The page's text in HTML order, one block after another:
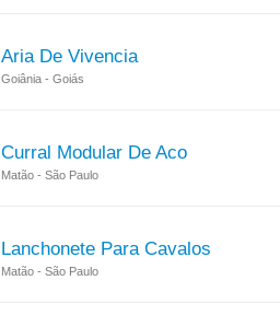
Aria De Vivencia
Goiânia - Goiás
Curral Modular De Aco
Matão - São Paulo
Lanchonete Para Cavalos
Matão - São Paulo